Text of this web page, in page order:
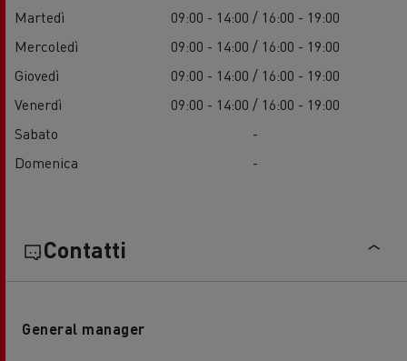
Martedì
09:00 - 14:00 / 16:00 - 19:00
Mercoledì
09:00 - 14:00 / 16:00 - 19:00
Giovedì
09:00 - 14:00 / 16:00 - 19:00
Venerdì
09:00 - 14:00 / 16:00 - 19:00
Sabato
-
Domenica
-
Contatti
General manager